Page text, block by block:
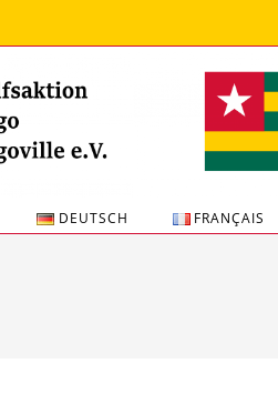
DEUTSCH FRANÇAIS